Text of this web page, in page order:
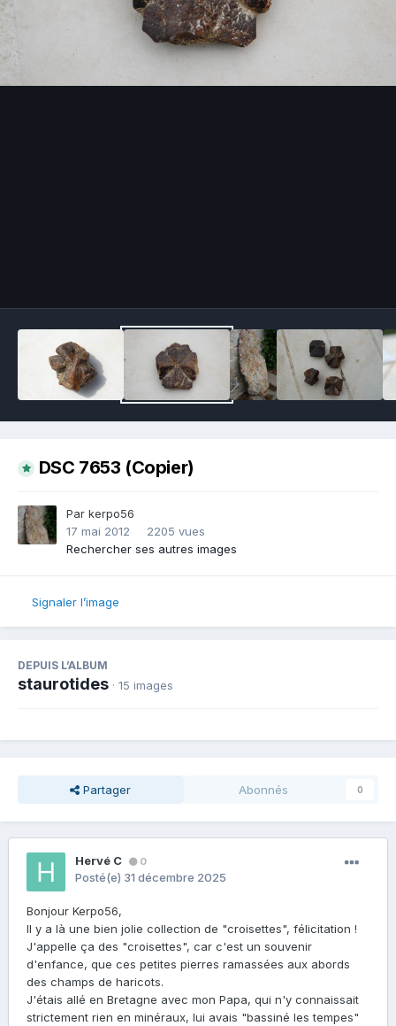
DSC 7653 (Copier)
Par kerpo56
17 mai 2012
2205 vues
Rechercher ses autres images
Signaler l’image
DEPUIS L’ALBUM
staurotides · 15 images
Partager Abonnés 0
Hervé C 0
Posté(e) 31 décembre 2025
Bonjour Kerpo56,
Il y a là une bien jolie collection de "croisettes", félicitation !
J'appelle ça des "croisettes", car c'est un souvenir
d'enfance, que ces petites pierres ramassées aux abords
des champs de haricots.
J'étais allé en Bretagne avec mon Papa, qui n'y connaissait
strictement rien en minéraux, lui avais "bassiné les tempes"